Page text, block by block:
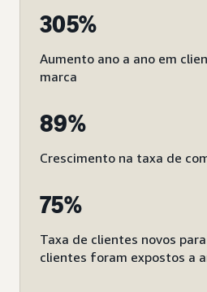
305%
Aumento ano a ano em
marca
89%
Crescimento na taxa de
75%
Taxa de clientes novos
clientes foram expostos a